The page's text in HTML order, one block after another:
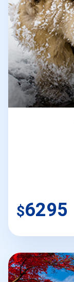
$6295